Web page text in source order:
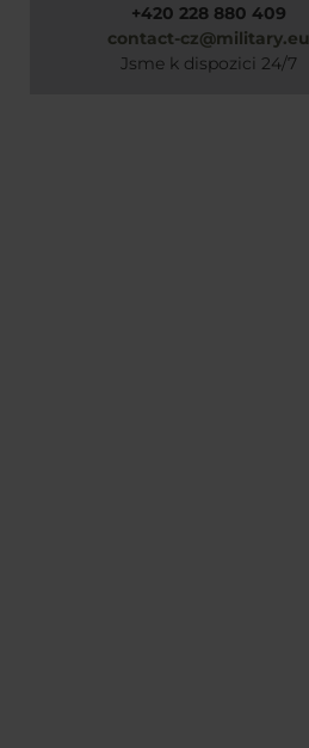
+420 228 880 409
contact-cz@military.eu
Jsme k dispozici 24/7